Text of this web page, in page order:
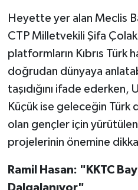
Heyette yer alan Meclis
CTP Milletvekili Şifa
platformların Kıbrıs Türk
doğrudan dünyaya
taşıdığını ifade ederken,
Küçük ise geleceğin Türk
olan gençler için
projelerinin önemine
Ramil Hasan: "KKTC
Dalgalanıyor"